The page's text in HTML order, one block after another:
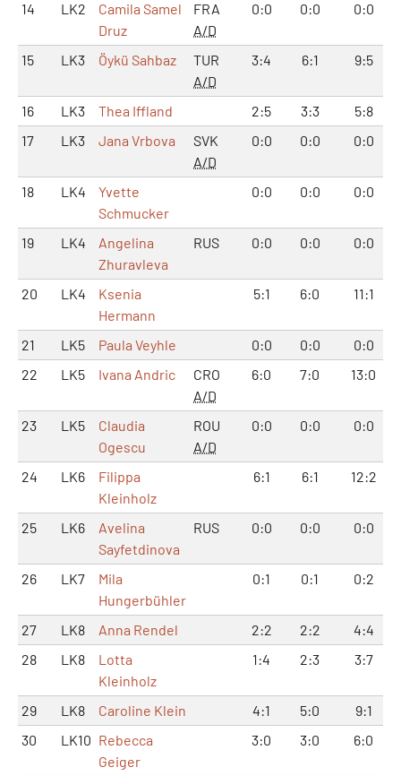
14 LK2
Camila Samel
Druz
FRA
A/D
0:0 0:0 0:0
15 LK3 Öykü Sahbaz
TUR
A/D
3:4 6:1 9:5
16 LK3 Thea Iffland 2:5 3:3
5:8
17
LK3 Jana Vrbova
SVK
A/D
0:0 0:0 0:0
18 LK4
Yvette
Schmucker
0:0 0:0 0:0
19 LK4
Angelina
Zhuravleva
RUS 0:0 0:0 0:0
20 LK4
Ksenia
Hermann
5:1 6:0 11:1
21 LK5 Paula Veyhle 0:0 0:0
0:0
22
LK5 Ivana Andric
CRO
A/D
6:0 7:0 13:0
23 LK5
Claudia
Ogescu
ROU
A/D
0:0 0:0 0:0
24 LK6
Filippa
Kleinholz
6:1 6:1 12:2
25 LK6
Avelina
Sayfetdinova
RUS 0:0 0:0 0:0
26 LK7
Mila
Hungerbühler
0:1 0:1 0:2
27 LK8 Anna Rendel 2:2 2:2
4:4
28
LK8
Lotta
Kleinholz
1:4 2:3 3:7
29 LK8 Caroline Klein 4:1 5:0
9:1
30
LK10 Rebecca
Geiger
3:0 3:0 6:0